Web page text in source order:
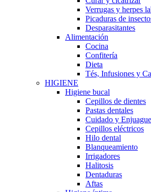
Verrugas y herpes
Picaduras de
Desparasitantes
Alimentación
Cocina
Confitería
Dieta
Tés, Infusiones y
HIGIENE
Higiene bucal
Cepillos de dientes
Pastas dentales
Cuidado y
Cepillos eléctricos
Hilo dental
Blanqueamiento
Irrigadores
Halitosis
Dentaduras
Aftas